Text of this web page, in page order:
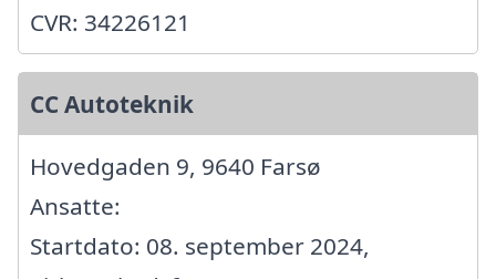
CVR: 34226121
CC Autoteknik
Hovedgaden 9, 9640 Farsø
Ansatte:
Startdato: 08. september 2024,